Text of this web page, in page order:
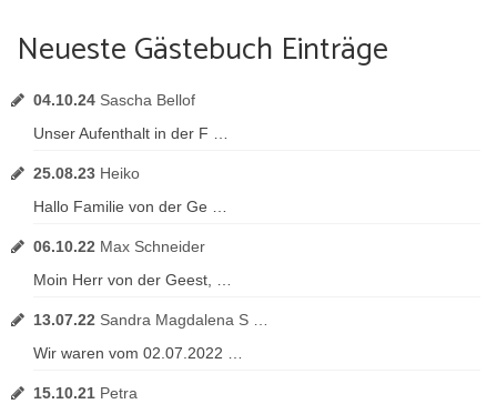
Neueste Gästebuch Einträge
04.10.24 Sascha Bellof
Unser Aufenthalt in der F …
25.08.23 Heiko
Hallo Familie von der Ge …
06.10.22 Max Schneider
Moin Herr von der Geest, …
13.07.22 Sandra Magdalena S …
Wir waren vom 02.07.2022 …
15.10.21 Petra